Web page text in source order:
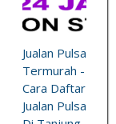
Jualan Pulsa
Termurah -
Cara Daftar
Jualan Pulsa